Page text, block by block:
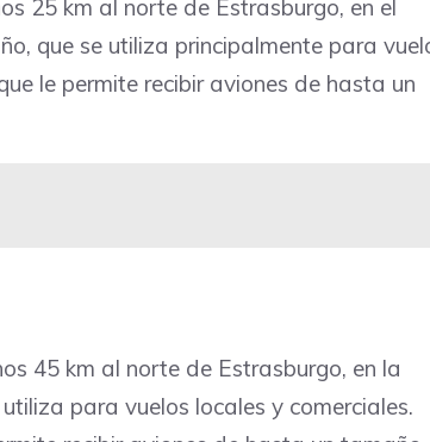
25 km al norte de Estrasburgo, en el
que se utiliza principalmente para
le permite recibir aviones de hasta un
45 km al norte de Estrasburgo, en la
para vuelos locales y comerciales.